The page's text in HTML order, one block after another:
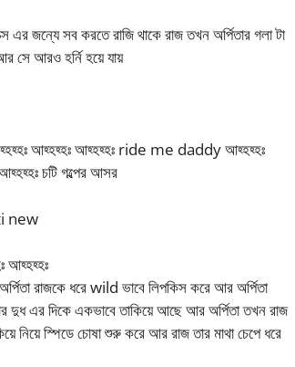
জন্যে সব করতে রাজি থাকে রাজ তখন অর্পিতার গলা টা
সে আরও হর্নি হয়ে যায়
আহ্হহ্হঃ আহ্হহ্হঃ ride me daddy আহ্হহ্হঃ
চটি গল্পের আসর
new
আহ্হহ্হঃ
রাজকে ধরে wild ভাবে লিপকিস করে আর অর্পিতা
দুধ এর দিকে একভাবে তাকিয়ে আছে আর অর্পিতা তখন রাজ
নিয়ে স্পিডে চোষা শুরু করে আর রাজ তার মাথা চেপে ধরে